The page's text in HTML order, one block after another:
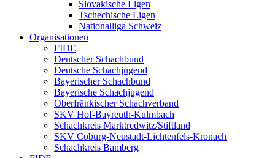
Slovakische Ligen
Tschechische Ligen
Nationalliga Schweiz
Organisationen
FIDE
Deutscher Schachbund
Deutsche Schachjugend
Bayerischer Schachbund
Bayerische Schachjugend
Oberfränkischer Schachverband
SKV Hof-Bayreuth-Kulmbach
Schachkreis Marktredwitz/Stiftland
SKV Coburg-Neustadt-Lichtenfels-Kronach
Schachkreis Bamberg